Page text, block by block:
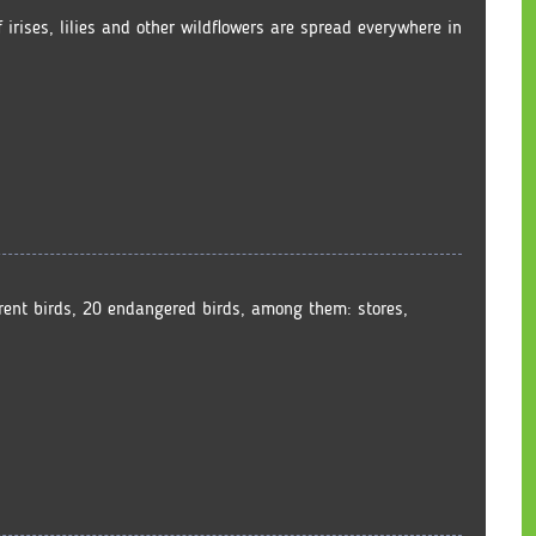
lilies and other wildflowers are spread everywhere in
birds, 20 endangered birds, among them: stores,